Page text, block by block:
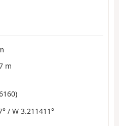
m
/ W 3.211411°